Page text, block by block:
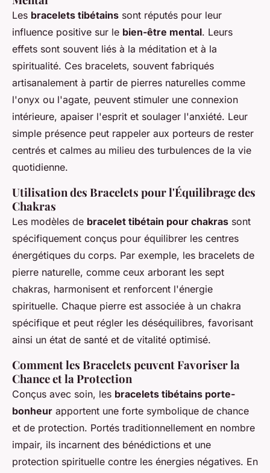
Les bracelets tibétains sont réputés pour leur
influence positive sur le bien-être mental. Leurs
effets sont souvent liés à la méditation et à la
spiritualité. Ces bracelets, souvent fabriqués
artisanalement à partir de pierres naturelles comme
l'onyx ou l'agate, peuvent stimuler une connexion
intérieure, apaiser l'esprit et soulager l'anxiété. Leur
simple présence peut rappeler aux porteurs de rester
centrés et calmes au milieu des turbulences de la vie
quotidienne.
Utilisation des Bracelets pour l'Équilibrage des
Chakras
Les modèles de bracelet tibétain pour chakras sont
spécifiquement conçus pour équilibrer les centres
énergétiques du corps. Par exemple, les bracelets de
pierre naturelle, comme ceux arborant les sept
chakras, harmonisent et renforcent l'énergie
spirituelle. Chaque pierre est associée à un chakra
spécifique et peut régler les déséquilibres, favorisant
ainsi un état de santé et de vitalité optimisé.
Comment les Bracelets peuvent Favoriser la
Chance et la Protection
Conçus avec soin, les bracelets tibétains porte-
bonheur apportent une forte symbolique de chance
et de protection. Portés traditionnellement en nombre
impair, ils incarnent des bénédictions et une
protection spirituelle contre les énergies négatives. En